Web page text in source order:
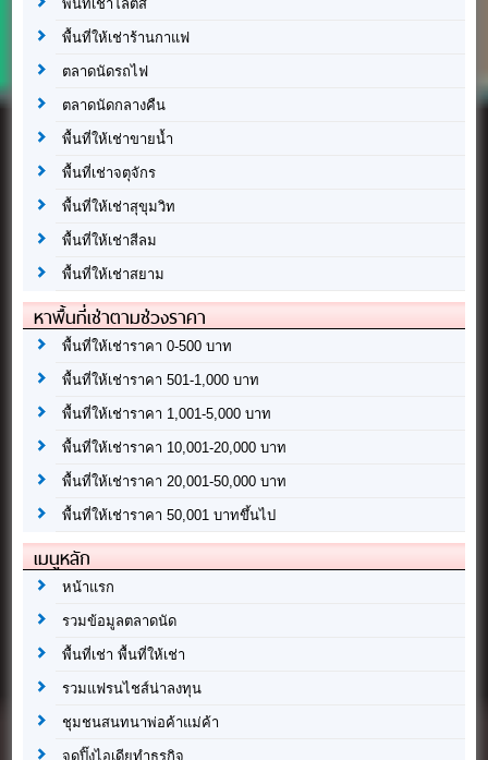
พื้นที่เช่าโลตัส
พื้นที่ให้เช่าร้านกาแฟ
ตลาดนัดรถไฟ
ตลาดนัดกลางคืน
พื้นที่ให้เช่าขายน้ำ
พื้นที่เช่าจตุจักร
พื้นที่ให้เช่าสุขุมวิท
พื้นที่ให้เช่าสีลม
พื้นที่ให้เช่าสยาม
หาพื้นที่เช่าตามช่วงราคา
พื้นที่ให้เช่าราคา 0-500 บาท
พื้นที่ให้เช่าราคา 501-1,000 บาท
พื้นที่ให้เช่าราคา 1,001-5,000 บาท
พื้นที่ให้เช่าราคา 10,001-20,000 บาท
พื้นที่ให้เช่าราคา 20,001-50,000 บาท
พื้นที่ให้เช่าราคา 50,001 บาทขึ้นไป
เมนูหลัก
หน้าแรก
รวมข้อมูลตลาดนัด
พื้นที่เช่า พื้นที่ให้เช่า
รวมแฟรนไชส์น่าลงทุน
ชุมชนสนทนาพ่อค้าแม่ค้า
จุดปิ๊งไอเดียทำธุรกิจ